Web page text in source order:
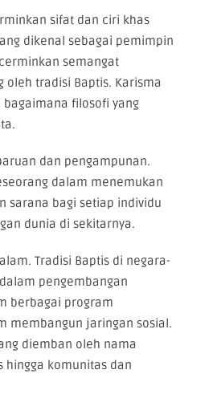
sifat dan ciri khas
dikenal sebagai pemimpin
semangat
tradisi Baptis. Karisma
filosofi yang
dan pengampunan.
dalam menemukan
sarana bagi setiap individu
dunia di sekitarnya.
Tradisi Baptis di negara-
pengembangan
berbagai program
membangun jaringan sosial.
diemban oleh nama
hingga komunitas dan